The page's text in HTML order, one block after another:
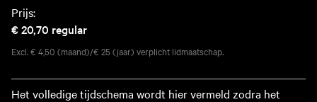
Prijs:
€ 20,70 regular
Excl. € 4,50 (maand)/€ 25 (jaar) verplicht lidmaatschap.
Het volledige tijdschema wordt hier vermeld zodra het